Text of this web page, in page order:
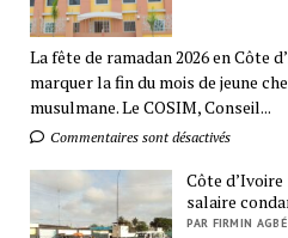
La fête de ramadan 2026 en Côte
marquer la fin du mois de jeune
musulmane. Le COSIM, Conseil...
Commentaires sont désactivés
Côte
salaire
PAR FIRMIN AGBÉ